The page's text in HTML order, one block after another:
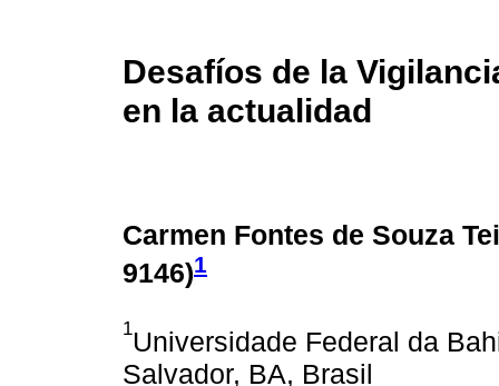
Desafíos de la
en la actualidad
Carmen Fontes de Souza
9146)1
1Universidade Federal da
Salvador, BA, Brasil